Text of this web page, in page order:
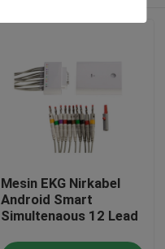
Mesin EKG Nirkabel
Android Smart
Simultenaous 12 Lead